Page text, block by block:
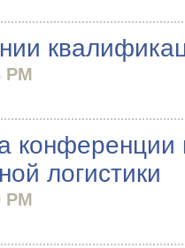
PM
конференции
логистики
PM